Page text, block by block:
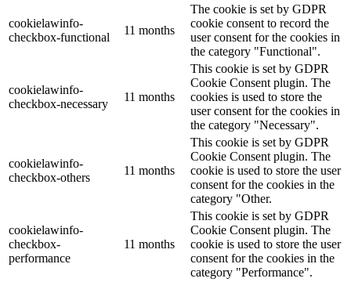
cookielawinfo-
checkbox-functional
11 months
The cookie is set by GDPR
cookie consent to record the
user consent for the cookies in
the category "Functional".
cookielawinfo-
checkbox-necessary
11 months
This cookie is set by GDPR
Cookie Consent plugin. The
cookies is used to store the
user consent for the cookies in
the category "Necessary".
cookielawinfo-
checkbox-others
11 months
This cookie is set by GDPR
Cookie Consent plugin. The
cookie is used to store the user
consent for the cookies in the
category "Other.
cookielawinfo-
checkbox-
performance
11 months
This cookie is set by GDPR
Cookie Consent plugin. The
cookie is used to store the user
consent for the cookies in the
category "Performance".